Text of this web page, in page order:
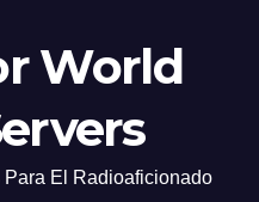
World
El Radioaficionado